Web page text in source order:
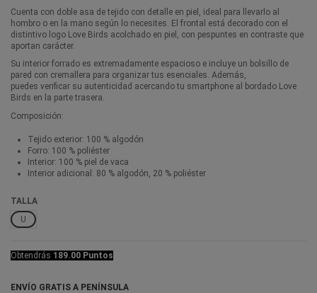
Cuenta con doble asa de tejido con detalle en piel, ideal para llevarlo al
hombro o en la mano según lo necesites. El frontal está decorado con el
distintivo logo Love Birds acolchado en piel, con pespuntes en contraste que
aportan carácter.
Su interior forrado es extremadamente espacioso e incluye un bolsillo de
pared con cremallera para organizar tus esenciales. Además,
puedes verificar su autenticidad acercando tu smartphone al bordado Love
Birds en la parte trasera.
Composición:
Tejido exterior: 100 % algodón
Forro: 100 % poliéster
Interior: 100 % piel de vaca
Interior adicional: 80 % algodón, 20 % poliéster
TALLA
U
Obtendrás 189.00 Puntos
ENVÍO GRATIS A PENÍNSULA